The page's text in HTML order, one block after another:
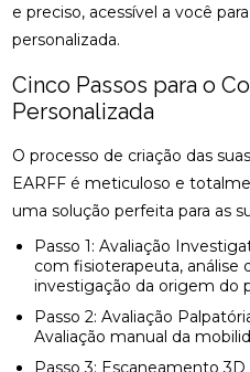
e preciso, acessível a você
personalizada.
Cinco Passos para o
Personalizada
O processo de criação das
EARFF é meticuloso e
uma solução perfeita para as
Passo 1: Avaliação Investigativa Detalhada – Atendimento
com fisioterapeuta, análise
investigação da origem do
Passo 2: Avaliação Palpatória dos Membros Inferiores –
Avaliação manual da
Passo 3: Escaneamento 3D dos Pés – Criação de modelo